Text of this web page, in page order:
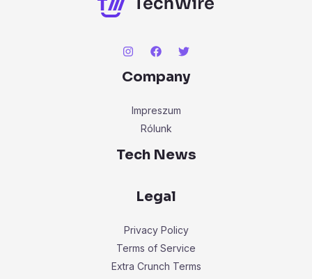
Company
Impreszum
Rólunk
Tech News
Legal
Privacy Policy
Terms of Service
Extra Crunch Terms